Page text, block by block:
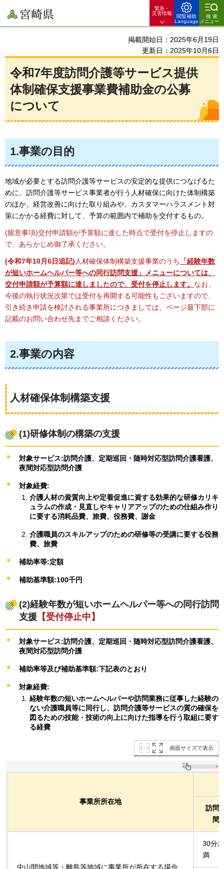
宮崎県
緊急・
災害情報
閲覧補助
Language
検索
メニュー
掲載開始日：2025年6月19日
更新日：2025年10月6日
令和7年度訪問介護等サービス提供
体制確保支援事業費補助金の公募
について
1.事業の目的
地域が必要とする訪問介護等サービスの安定的な提供につなげるた
めに、訪問介護等サービス事業者が行う人材確保に向けた体制構築
のほか、経営改善に向けた取り組みや、カスタマーハラスメント対
策にかかる経費に対して、予算の範囲内で補助を交付するもの。
(留意事項)交付申請額が予算額に達した時点で受付を停止しますの
で、あらかじめ御了承ください。
(令和7年10月6日追記) 人材確保体制構築支援事業のうち 「経験年数
が短いホームヘルパー等への同行訪問支援」メニューについては、
交付申請額が予算額に達しましたので、受付を停止します。 なお、
今後の執行状況次第では受付を再開する可能性もございますので、
引き続き申請を検討される事業所につきましては、ページ最下部に
記載のお問い合わせ先までご相談ください。
2.事業の内容
人材確保体制構築支援
(1)研修体制の構築の支援
対象サービス:訪問介護、定期巡回・随時対応型訪問介護看護、
夜間対応型訪問介護
対象経費:
介護人材の資質向上や定着促進に資する効果的な研修カリキ
ュラムの作成・見直しやキャリアアップのための仕組み作り
に要する消耗品費、旅費、役務費、謝金
介護職員のスキルアップのための研修等の受講に要する役務
費、旅費
補助率等:定額
補助基準額:100千円
(2)経験年数が短いホームヘルパー等への同行訪問
支援 【受付停止中】
対象サービス:訪問介護、定期巡回・随時対応型訪問介護看護、
夜間対応型訪問介護
補助率等及び補助基準額:下記表のとおり
対象経費:
経験年数の短いホームヘルパーや訪問業務に従事した経験の
ない介護職員等に同行し、訪問介護等サービスの質の確保を
図るための技能・技術の向上に向けた指導を行う取組に要す
る経費
画面サイズで表示
事業所所在地
訪問
間
中山間地域等・離島等地域に事業所が所在する場合
30分未
満